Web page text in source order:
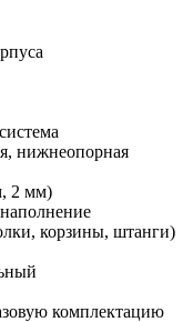
нижнеопорная
2 мм)
корзины, штанги)
комплектацию